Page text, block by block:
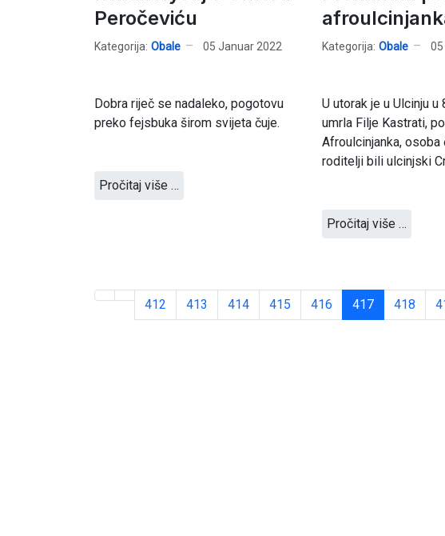
Peročeviću
Kategorija: Obale 05 Januar 2022
Dobra riječ se nadaleko, pogotovu
preko fejsbuka širom svijeta čuje.
Pročitaj više …
Kategorija: Obale
U utorak je u Ulcinju u
umrla Filje Kastrati,
Afroulcinjanka, osoba
roditelji bili ulcinjski
Pročitaj više …
412 413 414 415 416 417 418